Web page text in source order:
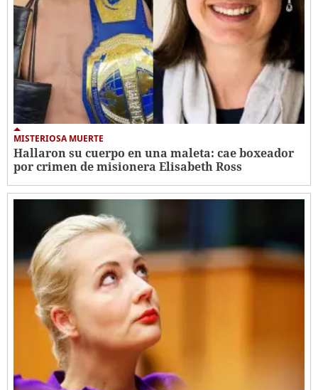
MISTERIOSA MUERTE
Hallaron su cuerpo en una maleta: cae boxeador
por crimen de misionera Elisabeth Ross